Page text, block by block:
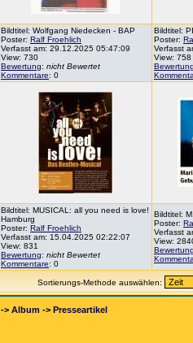
Bildtitel: Wolfgang Niedecken - BAP
Poster: Ralf Froehlich
Verfasst am: 29.12.2025 05:47:09
View: 730
Bewertung: nicht Bewertet
Kommentare: 0
Bildtitel:
Poster:
Verfasst
View: 758
Bildtitel: MUSICAL: all you need is love!
Hamburg
Poster: Ralf Froehlich
Verfasst am: 15.04.2025 02:22:07
View: 831
Bewertung: nicht Bewertet
Kommentare: 0
Bildtitel:
Poster:
Verfasst
View:
Sortierungs-Methode auswählen:
-> Album -> Presseartikel